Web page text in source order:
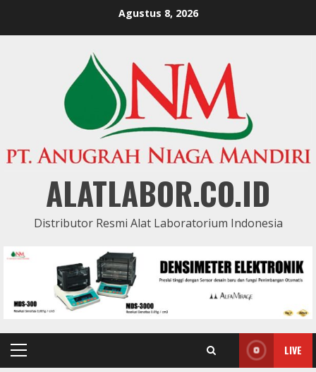
Agustus 8, 2026
ALATLABOR.CO.ID
Distributor Resmi Alat Laboratorium Indonesia
Primary
LIVE